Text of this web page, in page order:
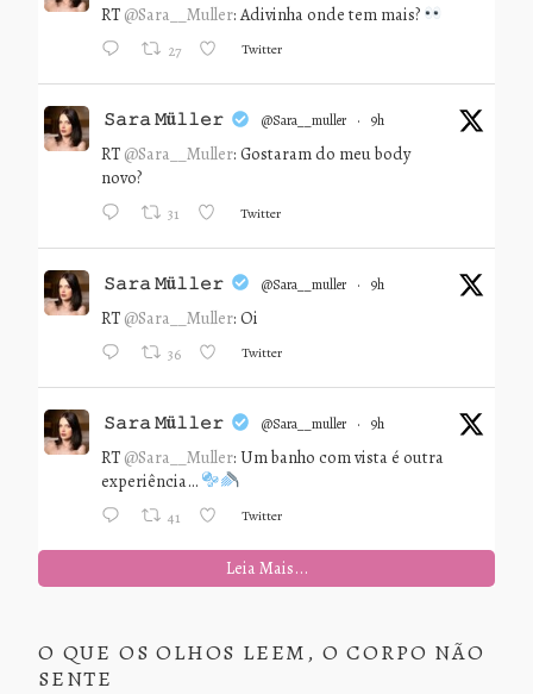
RT @Sara__Muller: Adivinha onde tem mais?
27 Twitter
𝚂𝚊𝚛𝚊 𝙼ü𝚕𝚕𝚎𝚛 @sara__muller · 9h
RT @Sara__Muller: Gostaram do meu body
novo?
31 Twitter
𝚂𝚊𝚛𝚊 𝙼ü𝚕𝚕𝚎𝚛 @sara__muller · 9h
RT @Sara__Muller: Oi
36 Twitter
𝚂𝚊𝚛𝚊 𝙼ü𝚕𝚕𝚎𝚛 @sara__muller · 9h
RT @Sara__Muller: Um banho com vista é outra
experiência…
41 Twitter
Leia Mais...
O QUE OS OLHOS LEEM, O CORPO NÃO
SENTE